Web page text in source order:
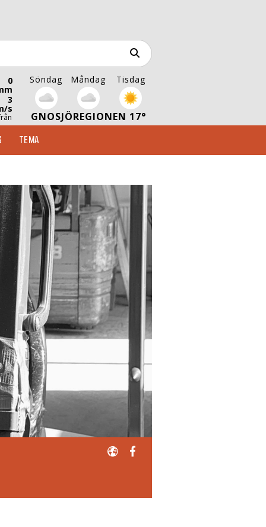
0
3
s
Söndag Måndag Tisdag
GNOSJÖREGIONEN 17°
TEMA